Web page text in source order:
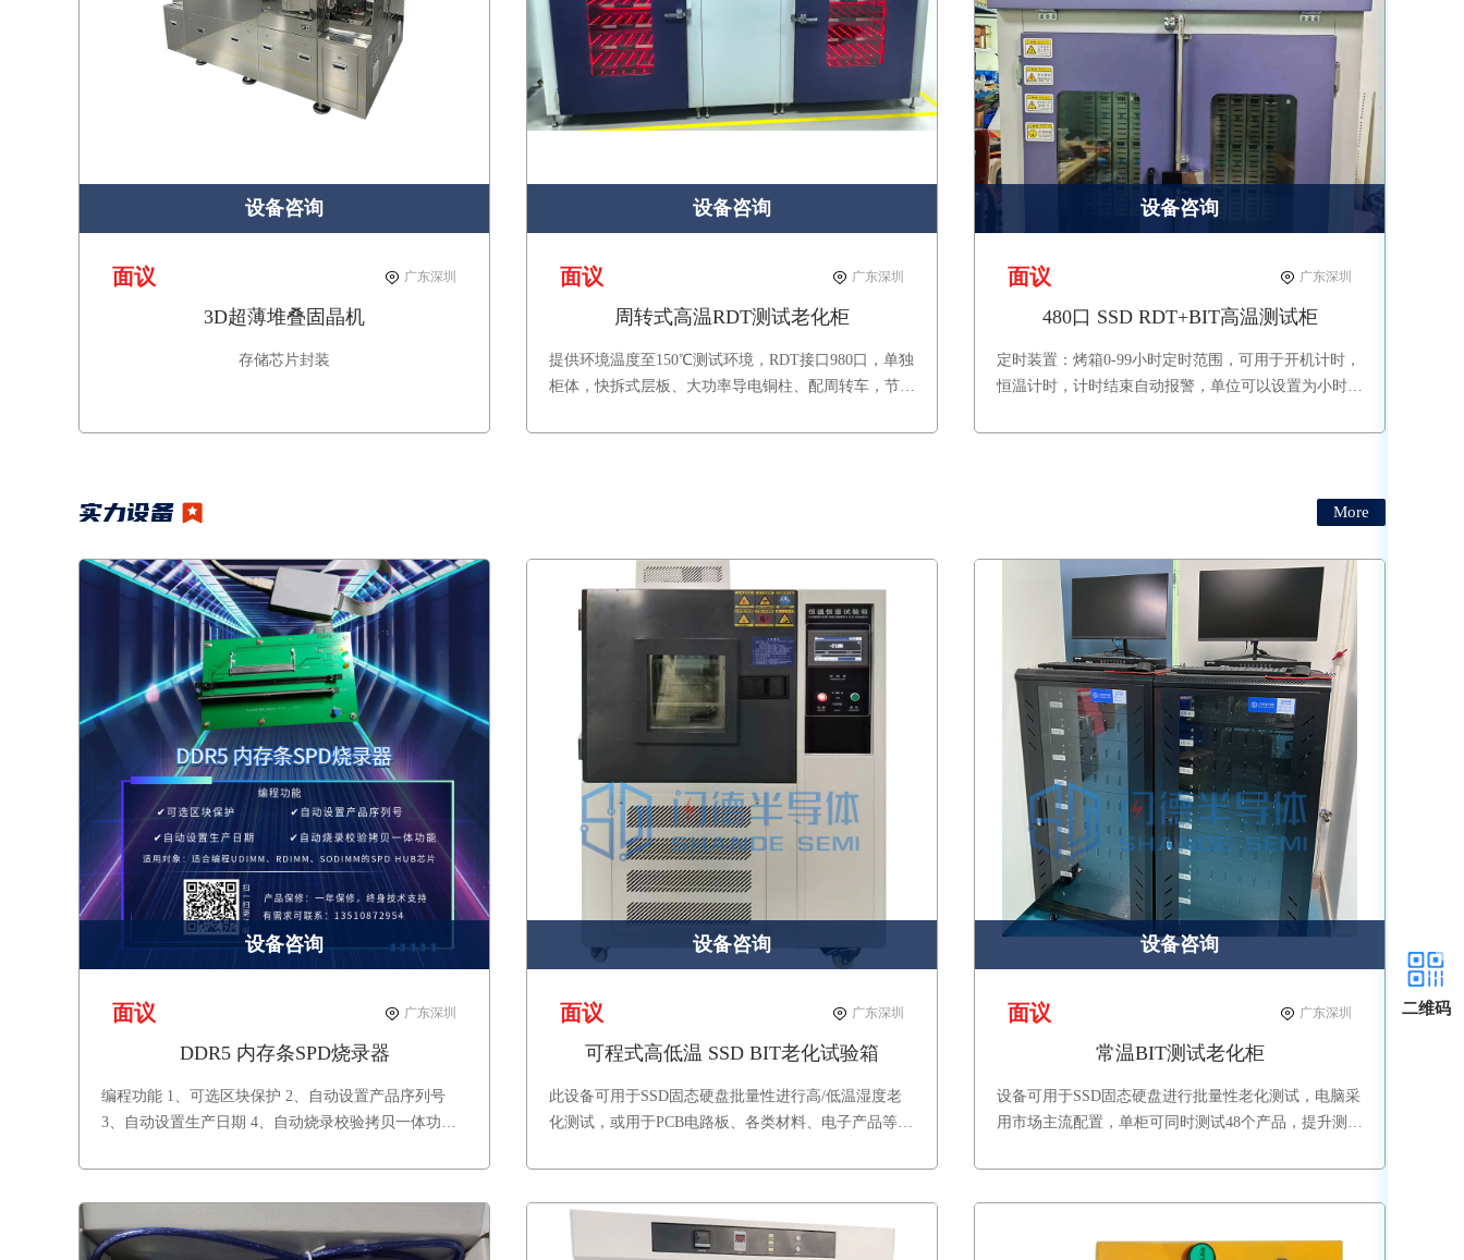
设备咨询
面议 广东深圳
3D超薄堆叠固晶机
存储芯片封装
设备咨询
面议 广东深圳
周转式高温RDT测试老化柜
提供环境温度至150℃测试环境，RDT接口980口，单独
柜体，快拆式层板、大功率导电铜柱、配周转车，节约
设备咨询
面议 广东深圳
480口 SSD RDT+BIT高温测试柜
定时装置：烤箱0-99小时定时范围，可用于开机计时，
恒温计时，计时结束自动报警，单位可以设置为小时、
实力设备 More
设备咨询
面议 广东深圳
DDR5 内存条SPD烧录器
编程功能 1、可选区块保护 2、自动设置产品序列号
3、自动设置生产日期 4、自动烧录校验拷贝一体功能
设备咨询
面议 广东深圳
可程式高低温 SSD BIT老化试验箱
此设备可用于SSD固态硬盘批量性进行高/低温湿度老
化测试，或用于PCB电路板、各类材料、电子产品等进
设备咨询
面议 广东深圳
常温BIT测试老化柜
设备可用于SSD固态硬盘进行批量性老化测试，电脑采
用市场主流配置，单柜可同时测试48个产品，提升测试
置了电脑，可接受客户提供电脑安装。）
二维码